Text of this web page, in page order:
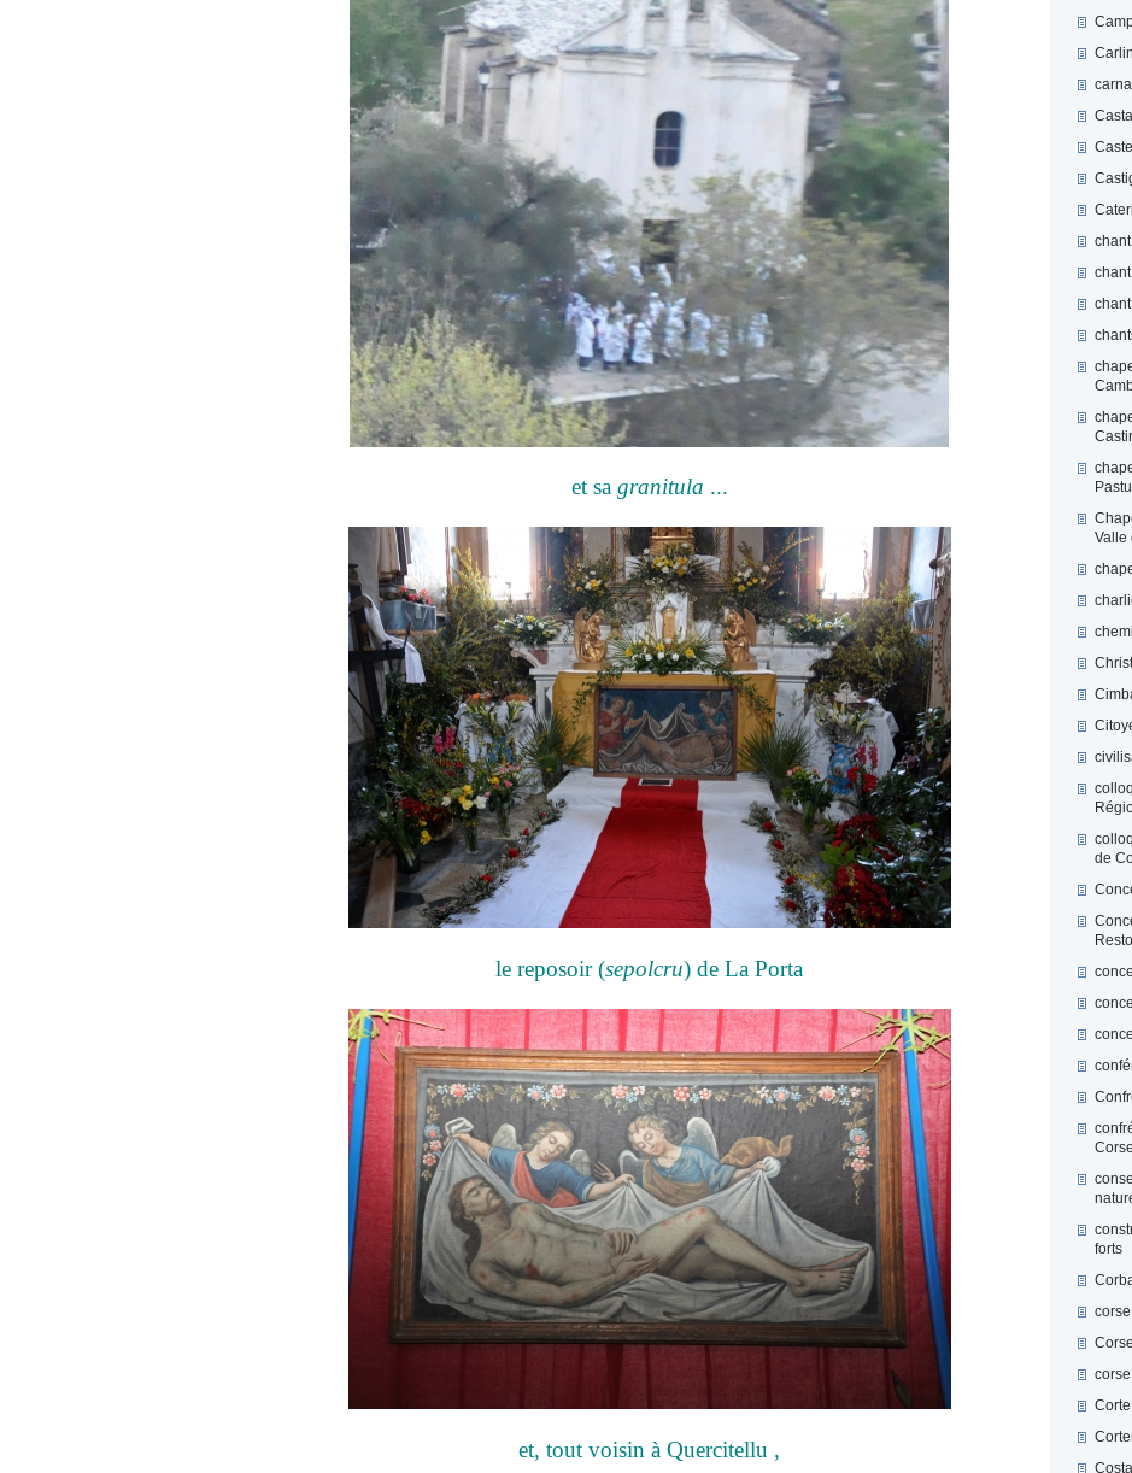
Cateri
Valle
de
Corse
forts
corse
Corte
Costa
et sa granitula ...
le reposoir (sepolcru) de La Porta
et, tout voisin à Quercitellu ,